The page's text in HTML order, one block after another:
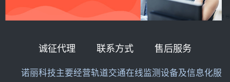
诚征代理 联系方式 售后服务
诺丽科技主要经营轨道交通在线监测设备及信息化服